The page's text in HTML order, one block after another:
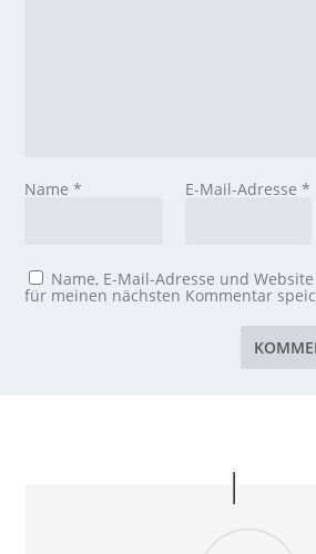
Name* E-Mail-Adresse *
Name, E-Mail-Adresse und
für meinen nächsten Kommentar